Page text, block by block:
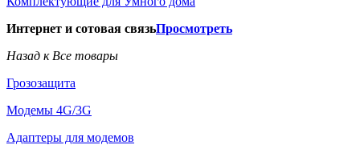
Интернет и сотовая связьПросмотреть
Назад к Все товары
Грозозащита
Модемы 4G/3G
Адаптеры для модемов